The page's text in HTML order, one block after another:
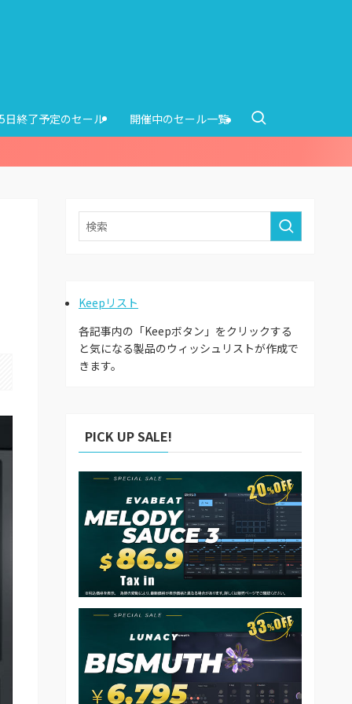
終了予定のセール 開催中のセール一覧
Keepリスト
各記事内の「Keepボタン」をクリックする
と気になる製品のウィッシュリストが作成で
きます。
PICK UP SALE!